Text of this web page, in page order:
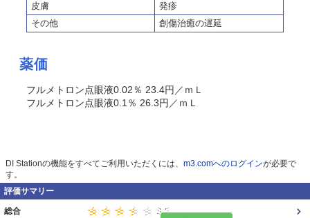
皮膚
発疹
その他
創傷治癒の遅延
薬価
フルメトロン点眼液0.02％ 23.4円／ｍＬ
フルメトロン点眼液0.1％ 26.3円／ｍＬ
DI Stationの機能をすべてご利用いただくには、 m3.comへのログインが必要で
す。
評価サマリー
総合